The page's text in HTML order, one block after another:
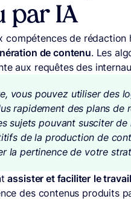
par IA
compétences de
de contenu. Les
aux requêtes des
vous pouvez utiliser des
rapidement des plans
sujets pouvant susciter
de la production de
la pertinence de votre
assister et faciliter le
des contenus produits